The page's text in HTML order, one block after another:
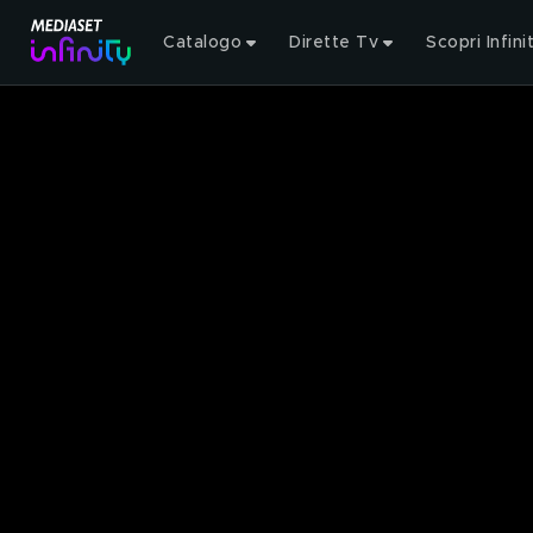
Catalogo Dirette Tv Scopri